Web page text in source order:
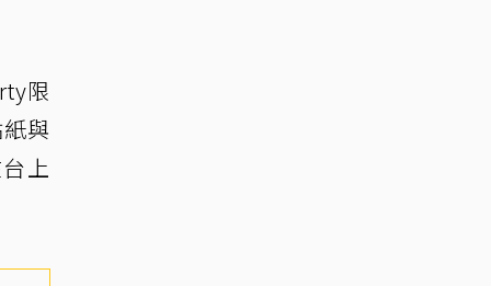
限
與
上